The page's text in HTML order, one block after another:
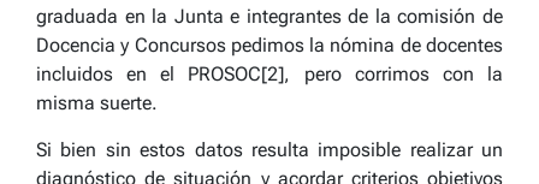
graduada en la Junta e integrantes de la comisión de
Docencia y Concursos pedimos la nómina de docentes
incluidos en el PROSOC[2], pero corrimos con la
misma suerte.
Si bien sin estos datos resulta imposible realizar un
diagnóstico de situación y acordar criterios objetivos